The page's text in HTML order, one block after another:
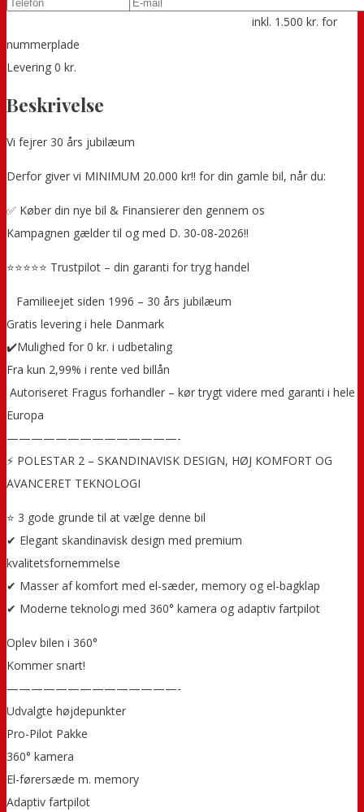
inkl. 1.500 kr. for
nummerplade
Levering 0 kr.
Beskrivelse
Vi fejrer 30 års jubilæum
Derfor giver vi MINIMUM 20.000 kr!! for din gamle bil, når du:
✅ Køber din nye bil & Finansierer den gennem os
Kampagnen gælder til og med D. 30-08-2026!!
⭐⭐⭐⭐⭐ Trustpilot – din garanti for tryg handel
‍ ‍ ‍ Familieejet siden 1996 – 30 års jubilæum
Gratis levering i hele Danmark
✔️Mulighed for 0 kr. i udbetaling
Fra kun 2,99% i rente ved billån
️ Autoriseret Fragus forhandler – kør trygt videre med garanti i hele
Europa
——————————————-
⚡ POLESTAR 2 – SKANDINAVISK DESIGN, HØJ KOMFORT OG
AVANCERET TEKNOLOGI
⭐ 3 gode grunde til at vælge denne bil
✔ Elegant skandinavisk design med premium
kvalitetsfornemmelse
✔ Masser af komfort med el-sæder, memory og el-bagklap
✔ Moderne teknologi med 360° kamera og adaptiv fartpilot
Oplev bilen i 360°
Kommer snart!
——————————————-
Udvalgte højdepunkter
Pro-Pilot Pakke
360° kamera
El-førersæde m. memory
Adaptiv fartpilot